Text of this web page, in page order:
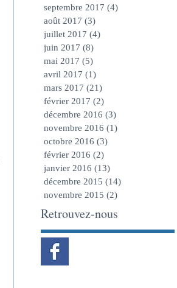
septembre 2017 (4)
août 2017 (3)
juillet 2017 (4)
juin 2017 (8)
mai 2017 (5)
avril 2017 (1)
mars 2017 (21)
février 2017 (2)
décembre 2016 (3)
novembre 2016 (1)
octobre 2016 (3)
février 2016 (2)
janvier 2016 (13)
décembre 2015 (14)
novembre 2015 (2)
Retrouvez-nous